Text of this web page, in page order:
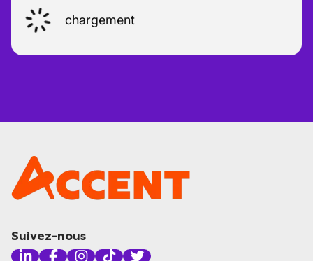
chargement
Suivez-nous